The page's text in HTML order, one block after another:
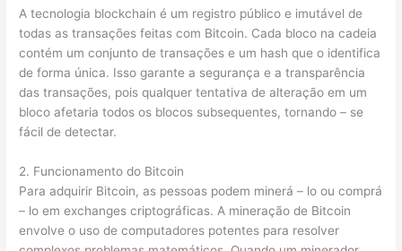
A tecnologia blockchain é um registro público e imutável de
todas as transações feitas com Bitcoin. Cada bloco na cadeia
contém um conjunto de transações e um hash que o identifica
de forma única. Isso garante a segurança e a transparência
das transações, pois qualquer tentativa de alteração em um
bloco afetaria todos os blocos subsequentes, tornando – se
fácil de detectar.
2. Funcionamento do Bitcoin
Para adquirir Bitcoin, as pessoas podem minerá – lo ou comprá
– lo em exchanges criptográficas. A mineração de Bitcoin
envolve o uso de computadores potentes para resolver